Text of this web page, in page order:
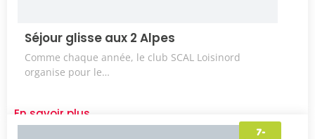
Séjour glisse aux 2 Alpes
Comme chaque année, le club SCAL Loisinord
organise pour le…
En savoir plus
7-